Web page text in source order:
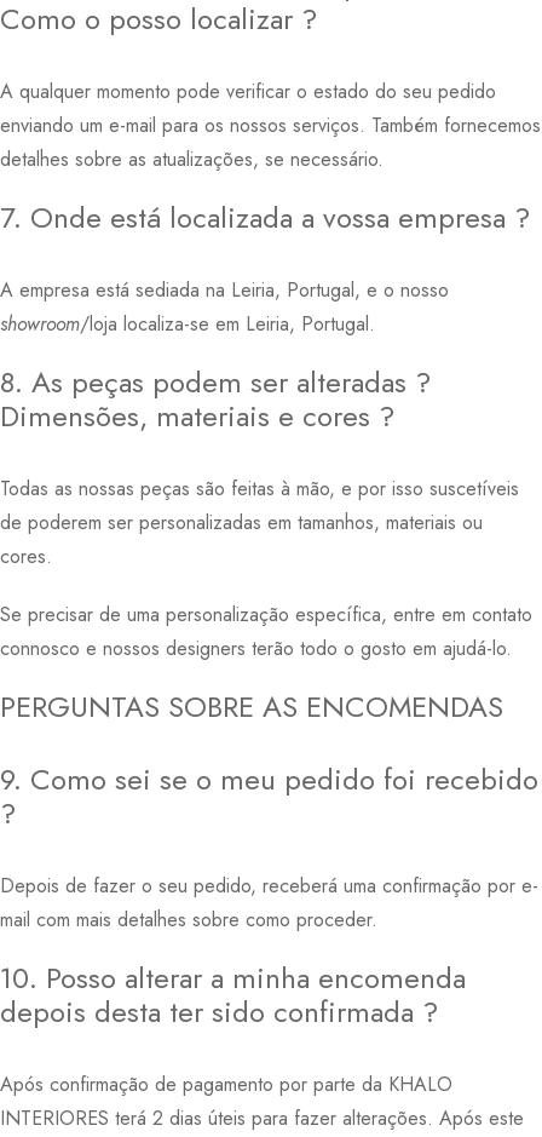
Como o posso localizar ?
A qualquer momento pode verificar o estado do seu pedido
enviando um e-mail para os nossos serviços. Também fornecemos
detalhes sobre as atualizações, se necessário.
7. Onde está localizada a vossa empresa ?
A empresa está sediada na Leiria, Portugal, e o nosso
showroom/loja localiza-se em Leiria, Portugal.
8. As peças podem ser alteradas ?
Dimensões, materiais e cores ?
Todas as nossas peças são feitas à mão, e por isso suscetíveis
de poderem ser personalizadas em tamanhos, materiais ou
cores.
Se precisar de uma personalização específica, entre em contato
connosco e nossos designers terão todo o gosto em ajudá-lo.
PERGUNTAS SOBRE AS ENCOMENDAS
9. Como sei se o meu pedido foi recebido
?
Depois de fazer o seu pedido, receberá uma confirmação por e-
mail com mais detalhes sobre como proceder.
10. Posso alterar a minha encomenda
depois desta ter sido confirmada ?
Após confirmação de pagamento por parte da KHALO
INTERIORES terá 2 dias úteis para fazer alterações. Após este